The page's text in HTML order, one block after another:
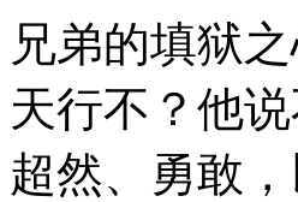
兄弟的填狱
天行不？他
超然、勇敢